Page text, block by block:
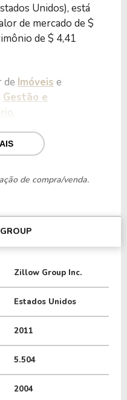
Unidos), está
de mercado de $
de $ 4,41
de Imóveis e
Gestão e
teve um faturamento
um lucro no valor de
P/VP de 1,78 e nos
pagou dividendos.
de compra/venda.
Zillow Group Inc.
Estados Unidos
2011
5.504
2004